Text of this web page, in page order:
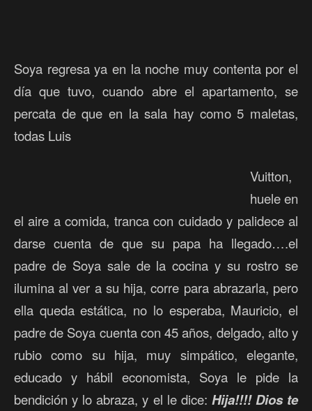
Soya regresa ya en la noche muy contenta por el
día que tuvo, cuando abre el apartamento, se
percata de que en la sala hay como 5 maletas,
todas Luis
Vuitton,
huele en
el aire a comida, tranca con cuidado y palidece al
darse cuenta de que su papa ha llegado….el
padre de Soya sale de la cocina y su rostro se
ilumina al ver a su hija, corre para abrazarla, pero
ella queda estática, no lo esperaba, Mauricio, el
padre de Soya cuenta con 45 años, delgado, alto y
rubio como su hija, muy simpático, elegante,
educado y hábil economista, Soya le pide la
bendición y lo abraza, y el le dice: Hija!!!! Dios te